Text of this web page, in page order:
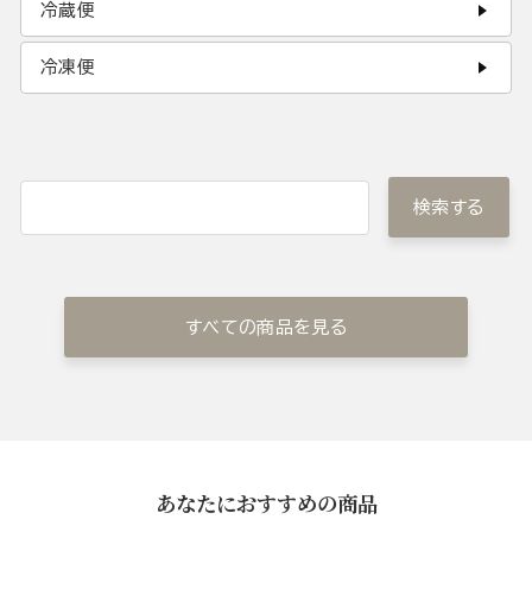
冷蔵便
冷凍便
検索する
すべての商品を見る
あなたにおすすめの商品